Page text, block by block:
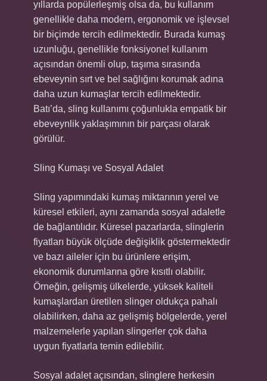
yıllarda popülerleşmiş olsa da, bu kullanım
genellikle daha modern, ergonomik ve işlevsel
bir biçimde tercih edilmektedir. Burada kumaş
uzunluğu, genellikle fonksiyonel kullanım
açısından önemli olup, taşıma sırasında
ebeveynin sırt ve bel sağlığını korumak adına
daha uzun kumaşlar tercih edilmektedir.
Batı’da, sling kullanımı çoğunlukla empatik bir
ebeveynlik yaklaşımının bir parçası olarak
görülür.
Sling Kumaşı ve Sosyal Adalet
Sling yapımındaki kumaş miktarının yerel ve
küresel etkileri, aynı zamanda sosyal adaletle
de bağlantılıdır. Küresel pazarlarda, slinglerin
fiyatları büyük ölçüde değişiklik göstermektedir
ve bazı aileler için bu ürünlere erişim,
ekonomik durumlarına göre kısıtlı olabilir.
Örneğin, gelişmiş ülkelerde, yüksek kaliteli
kumaşlardan üretilen slinger oldukça pahalı
olabilirken, daha az gelişmiş bölgelerde, yerel
malzemelerle yapılan slingerler çok daha
uygun fiyatlarla temin edilebilir.
Sosyal adalet açısından, slinglere herkesin